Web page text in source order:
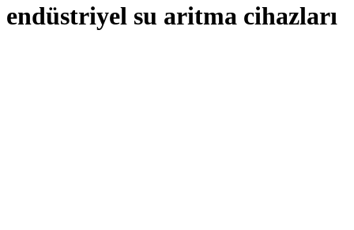
endüstriyel su aritma cihazları